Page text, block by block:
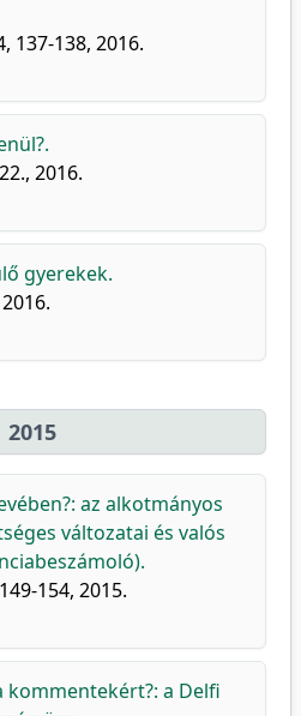
137-138, 2016.
2016.
gyerekek.
2015
az alkotmányos
változatai és valós
154, 2015.
kommentekért?: a Delfi